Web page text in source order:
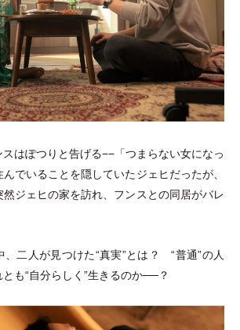
はぽつりと告げる−− 「つまらない女になっ
でいることを隠していたジェヒだったが、
ジェヒの家を訪れ、フンスとの同居がバレ
、二人が見つけた“真実”とは？ “普通”の人
も“自分らしく”生きるのか──？